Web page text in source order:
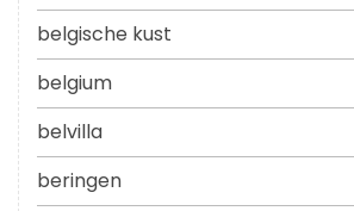
belgische kust
belgium
belvilla
beringen